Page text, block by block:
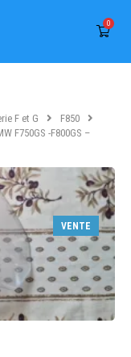
0
F et G
F850
F750GS -F800GS –
VENTE